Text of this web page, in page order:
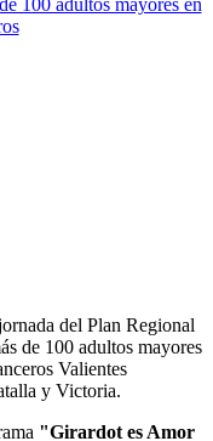
del Plan Regional
de 100 adultos mayores
Valientes
y Victoria.
"Girardot es Amor